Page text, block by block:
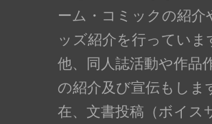
ーム・コミックの紹介
ッズ紹介を行っていま
他、同人誌活動や作品
の紹介及び宣伝もしま
在、文書投稿（ボイス